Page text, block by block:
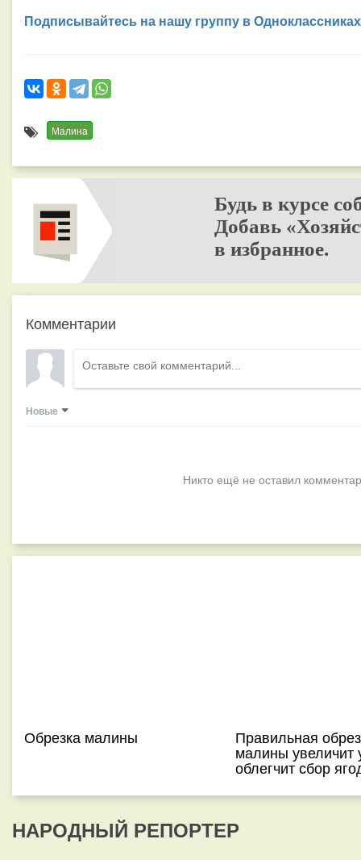
Подписывайтесь на нашу группу в Одноклассниках
Малина
Будь в курсе
Добавь
в избранное.
Комментарии
Новые
Никто ещё не оставил
Обрезка малины Правильная
малины увеличит
облегчит сбор
НАРОДНЫЙ РЕПОРТЕР